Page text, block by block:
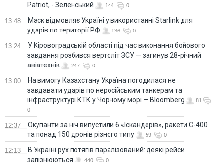
Patriot, - Зеленський
144 0
13:48
Маск відмовляє Україні у використанні Starlink для
ударів по території РФ
136 0
13:24
У Кіровоградській області під час виконання бойового
завдання розбився вертоліт ЗСУ — загинув 28-річний
авіатехнік
247 0
13:00
На вимогу Казахстану Україна погодилася не
завдавати ударів по неросійським танкерам та
інфраструктурі КТК у Чорному морі — Bloomberg
81
0
12:37
Окупанти за ніч випустили 6 «Іскандерів», ракети С-400
та понад 150 дронів різного типу
59 0
12:13
В Україні рух потягів паралізований: деякі рейси
запізнюються
440 0